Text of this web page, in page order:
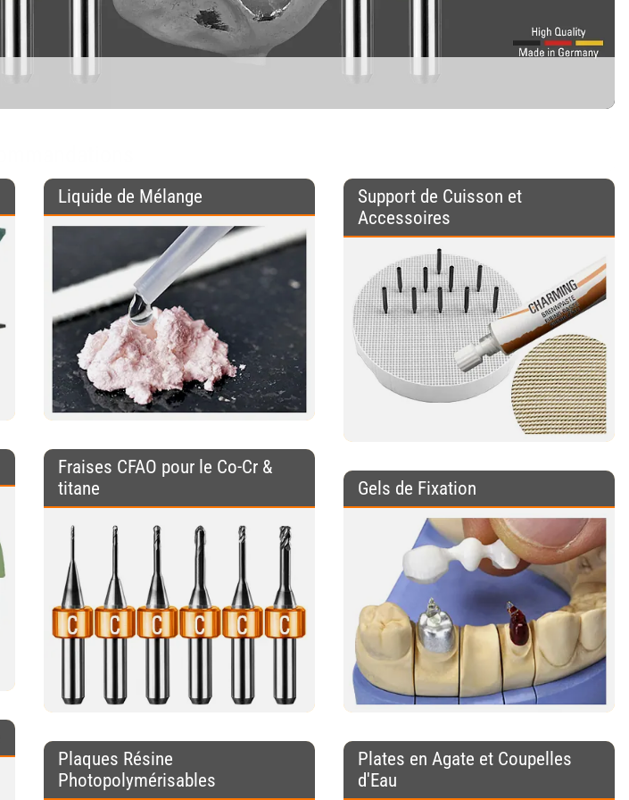
Zircone
Composite
Polissoirs pour
Alliages
Dressage et
Mandrins
Liquide de Mélange
Fraises CFAO pour le Co-Cr &
titane
Plaques Résine
Photopolymérisables
Support de Cuisson et
Accessoires
Gels de Fixation
Plates en Agate et Coupelles
d'Eau